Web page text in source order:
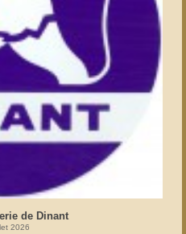
de Dinant
2026